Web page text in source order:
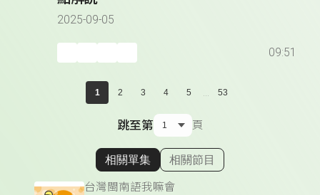
2025-09-05
09:51
1 2 3 4 5 ... 53
跳至第 頁
顯示相關單集
相關單集 相關節目
台灣閩南語我嘛會